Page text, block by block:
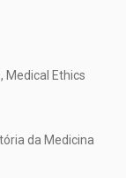
Medical Ethics
da Medicina